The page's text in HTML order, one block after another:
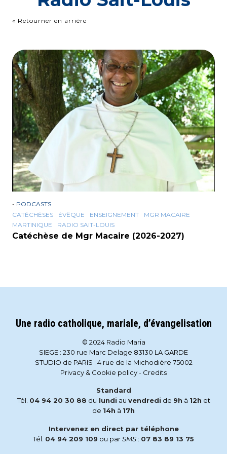
« Retourner en arrière
- PODCASTS
CATÉCHÈSES
ÉVÊQUE ENSEIGNEMENT
MGR MACAIRE
MARTINIQUE
RADIO SAIT-LOUIS
Catéchèse de Mgr Macaire (2026-2027)
Une radio catholique, mariale, d’évangelisation
© 2024 Radio Maria
SIEGE : 230 rue Marc Delage 83130 LA GARDE
STUDIO de PARIS : 4 rue de la Michodière 75002
Privacy & Cookie policy- Credits
Standard
Tél. 04 94 20 30 88 du lundi au vendredi de 9h à 12h et
de 14h à 17h
Intervenez en direct par téléphone
Tél. 04 94 209 109 ou parSMS : 07 83 89 13 75